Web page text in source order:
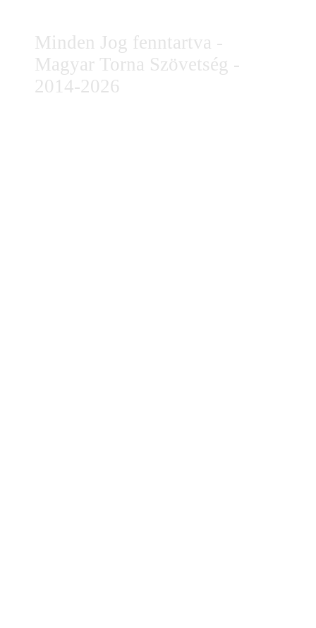
Minden Jog fenntartva -
Magyar Torna Szövetség -
2014-2026